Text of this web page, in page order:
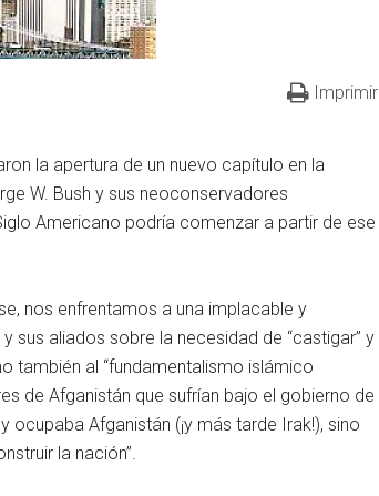
Imprimir
la apertura de un nuevo capítulo en la
W. Bush y sus neoconservadores
Americano podría comenzar a partir de ese
nos enfrentamos a una implacable y
sus aliados sobre la necesidad de “castigar” y
también al “fundamentalismo islámico
de Afganistán que sufrían bajo el gobierno de
Afganistán (¡y más tarde Irak!), sino
la nación”.